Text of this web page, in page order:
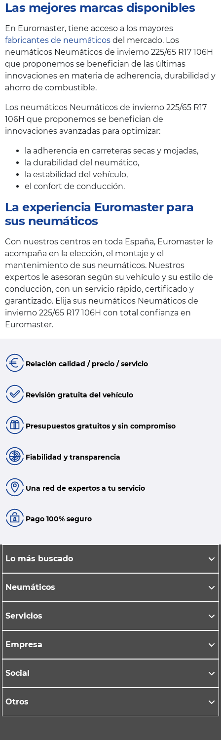
Las mejores marcas disponibles
En Euromaster, tiene acceso a los mayores
fabricantes de neumáticos del mercado. Los
neumáticos Neumáticos de invierno 225/65 R17 106H
que proponemos se benefician de las últimas
innovaciones en materia de adherencia, durabilidad y
ahorro de combustible.
Los neumáticos Neumáticos de invierno 225/65 R17
106H que proponemos se benefician de
innovaciones avanzadas para optimizar:
la adherencia en carreteras secas y mojadas,
la durabilidad del neumático,
la estabilidad del vehículo,
el confort de conducción.
La experiencia Euromaster para
sus neumáticos
Con nuestros centros en toda España, Euromaster le
acompaña en la elección, el montaje y el
mantenimiento de sus neumáticos. Nuestros
expertos le asesoran según su vehículo y su estilo de
conducción, con un servicio rápido, certificado y
garantizado. Elija sus neumáticos Neumáticos de
invierno 225/65 R17 106H con total confianza en
Euromaster.
Relación calidad / precio / servicio
Revisión gratuita del vehículo
Presupuestos gratuitos y sin compromiso
Fiabilidad y transparencia
Una red de expertos a tu servicio
Pago 100% seguro
Lo más buscado
Neumáticos
Servicios
Empresa
Social
Otros